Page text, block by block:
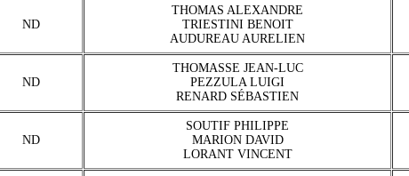
ND
THOMAS ALEXANDRE
TRIESTINI BENOIT
AUDUREAU AURELIEN
ND
THOMASSE JEAN-LUC
PEZZULA LUIGI
RENARD SÉBASTIEN
ND
SOUTIF PHILIPPE
MARION DAVID
LORANT VINCENT